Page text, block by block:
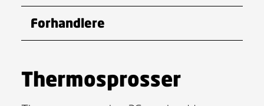
Forhandlere
Thermosprosser